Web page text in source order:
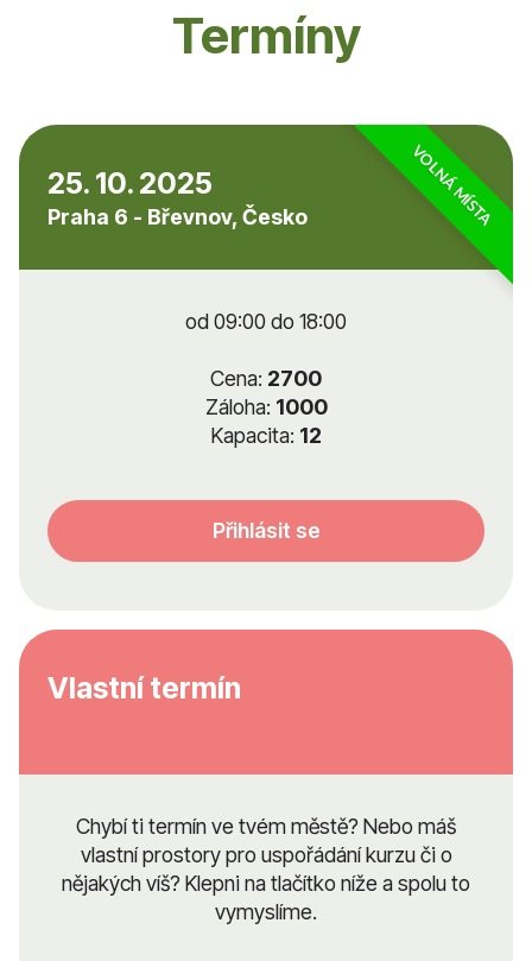
Termíny
VOLNÁ MÍSTA
25. 10. 2025
Praha 6 - Břevnov, Česko
od 09:00 do 18:00
Cena: 2700
Záloha: 1000
Kapacita: 12
Přihlásit se
Vlastní termín
Chybí ti termín ve tvém městě? Nebo máš
vlastní prostory pro uspořádání kurzu či o
nějakých víš? Klepni na tlačítko níže a spolu to
vymyslíme.